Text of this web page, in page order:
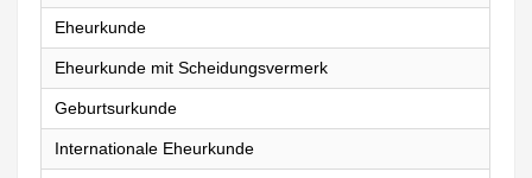
Eheurkunde
Eheurkunde mit Scheidungsvermerk
Geburtsurkunde
Internationale Eheurkunde